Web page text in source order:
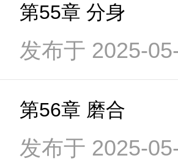
第55章 分身
发布于 2025-
第56章 磨合
发布于 2025-